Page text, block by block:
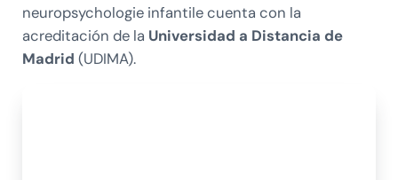
neuropsychologie infantile cuenta con la
acreditación de la Universidad a Distancia de
Madrid (UDIMA).